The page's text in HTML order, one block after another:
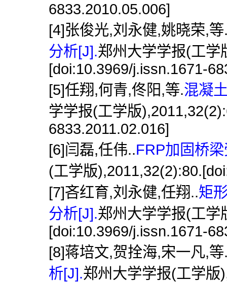
6833.2010.05.006]
[4]张俊光,刘永健,姚晓荣,等
分析[J].郑州大学学报(工学
[doi:10.3969/j.issn.1671-
[5]任翔,何青,佟阳,等.混凝
学学报(工学版
6833.2011.02.016]
[6]闫磊,任伟..FRP加固桥
(工学版
[7]吝红育,刘永健,任翔..矩
分析[J].郑州大学学报(工学
[doi:10.3969/j.issn.1671-
[8]蒋培文,贺拴海,宋一凡,等
析[J].郑州大学学报(工学版